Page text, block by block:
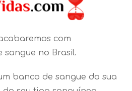
com
sangue no Brasil.
banco de sangue da sua